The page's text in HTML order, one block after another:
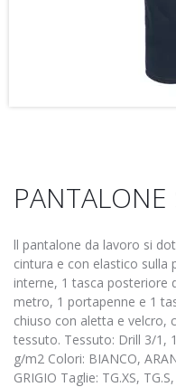
ll pantalone da lavoro si
cintura e con elastico sulla
interne, 1 tasca posteriore
metro, 1 portapenne e 1
chiuso con aletta e velcro,
tessuto. Tessuto: Drill 3/1,
g/m2 Colori: BIANCO,
GRIGIO Taglie: TG.XS,